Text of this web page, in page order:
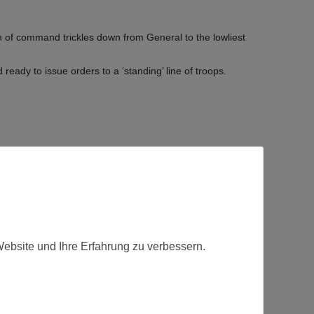
command trickles down from General to the lowliest
to issue orders to a ‘standing’ line of troops.
und Ihre Erfahrung zu verbessern.